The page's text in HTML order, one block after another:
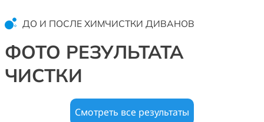
ДО И ПОСЛЕ ХИМЧИСТКИ ДИВАНОВ
ФОТО РЕЗУЛЬТАТА
ЧИСТКИ
Смотреть все результаты